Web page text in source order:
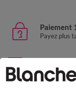
Paiement
Payez plus
domicile,